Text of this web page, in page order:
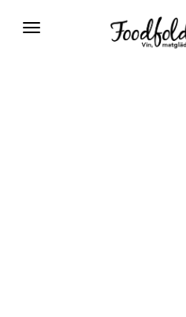
Växla